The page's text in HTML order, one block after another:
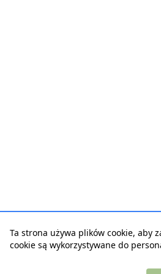
Ta strona używa plików cookie, aby
cookie są wykorzystywane do